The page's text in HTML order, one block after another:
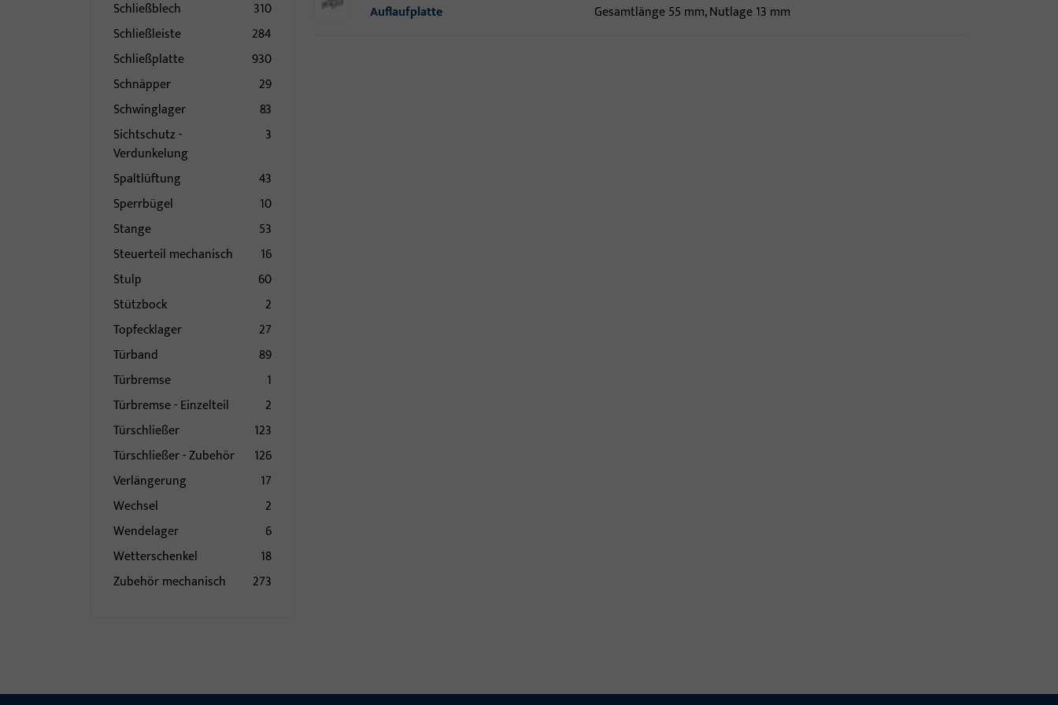
Schließblech
310
Schließleiste
284
Schließplatte
930
Schnäpper
29
Schwinglager
83
Sichtschutz -
Verdunkelung
3
Spaltlüftung
43
Sperrbügel
10
Stange
53
Steuerteil mechanisch
16
Stulp
60
Stützbock
2
Topfecklager
27
Türband
89
Türbremse
1
Türbremse - Einzelteil
2
Türschließer
123
Türschließer - Zubehör
126
Verlängerung
17
Wechsel
2
Wendelager
6
Wetterschenkel
18
Zubehör mechanisch
273
Auflaufplatte
Gesamtlänge 55 mm, Nutlage 13 mm